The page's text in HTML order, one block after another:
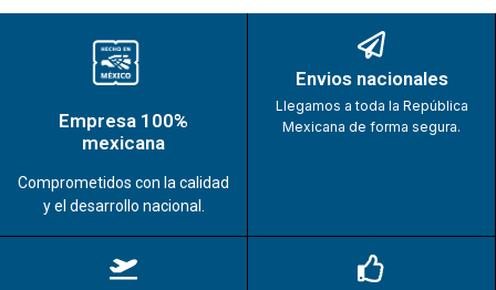
Empresa 100%
mexicana
Comprometidos con la calidad
y el desarrollo nacional.
Envios nacionales
Llegamos a toda la República
Mexicana de forma segura.